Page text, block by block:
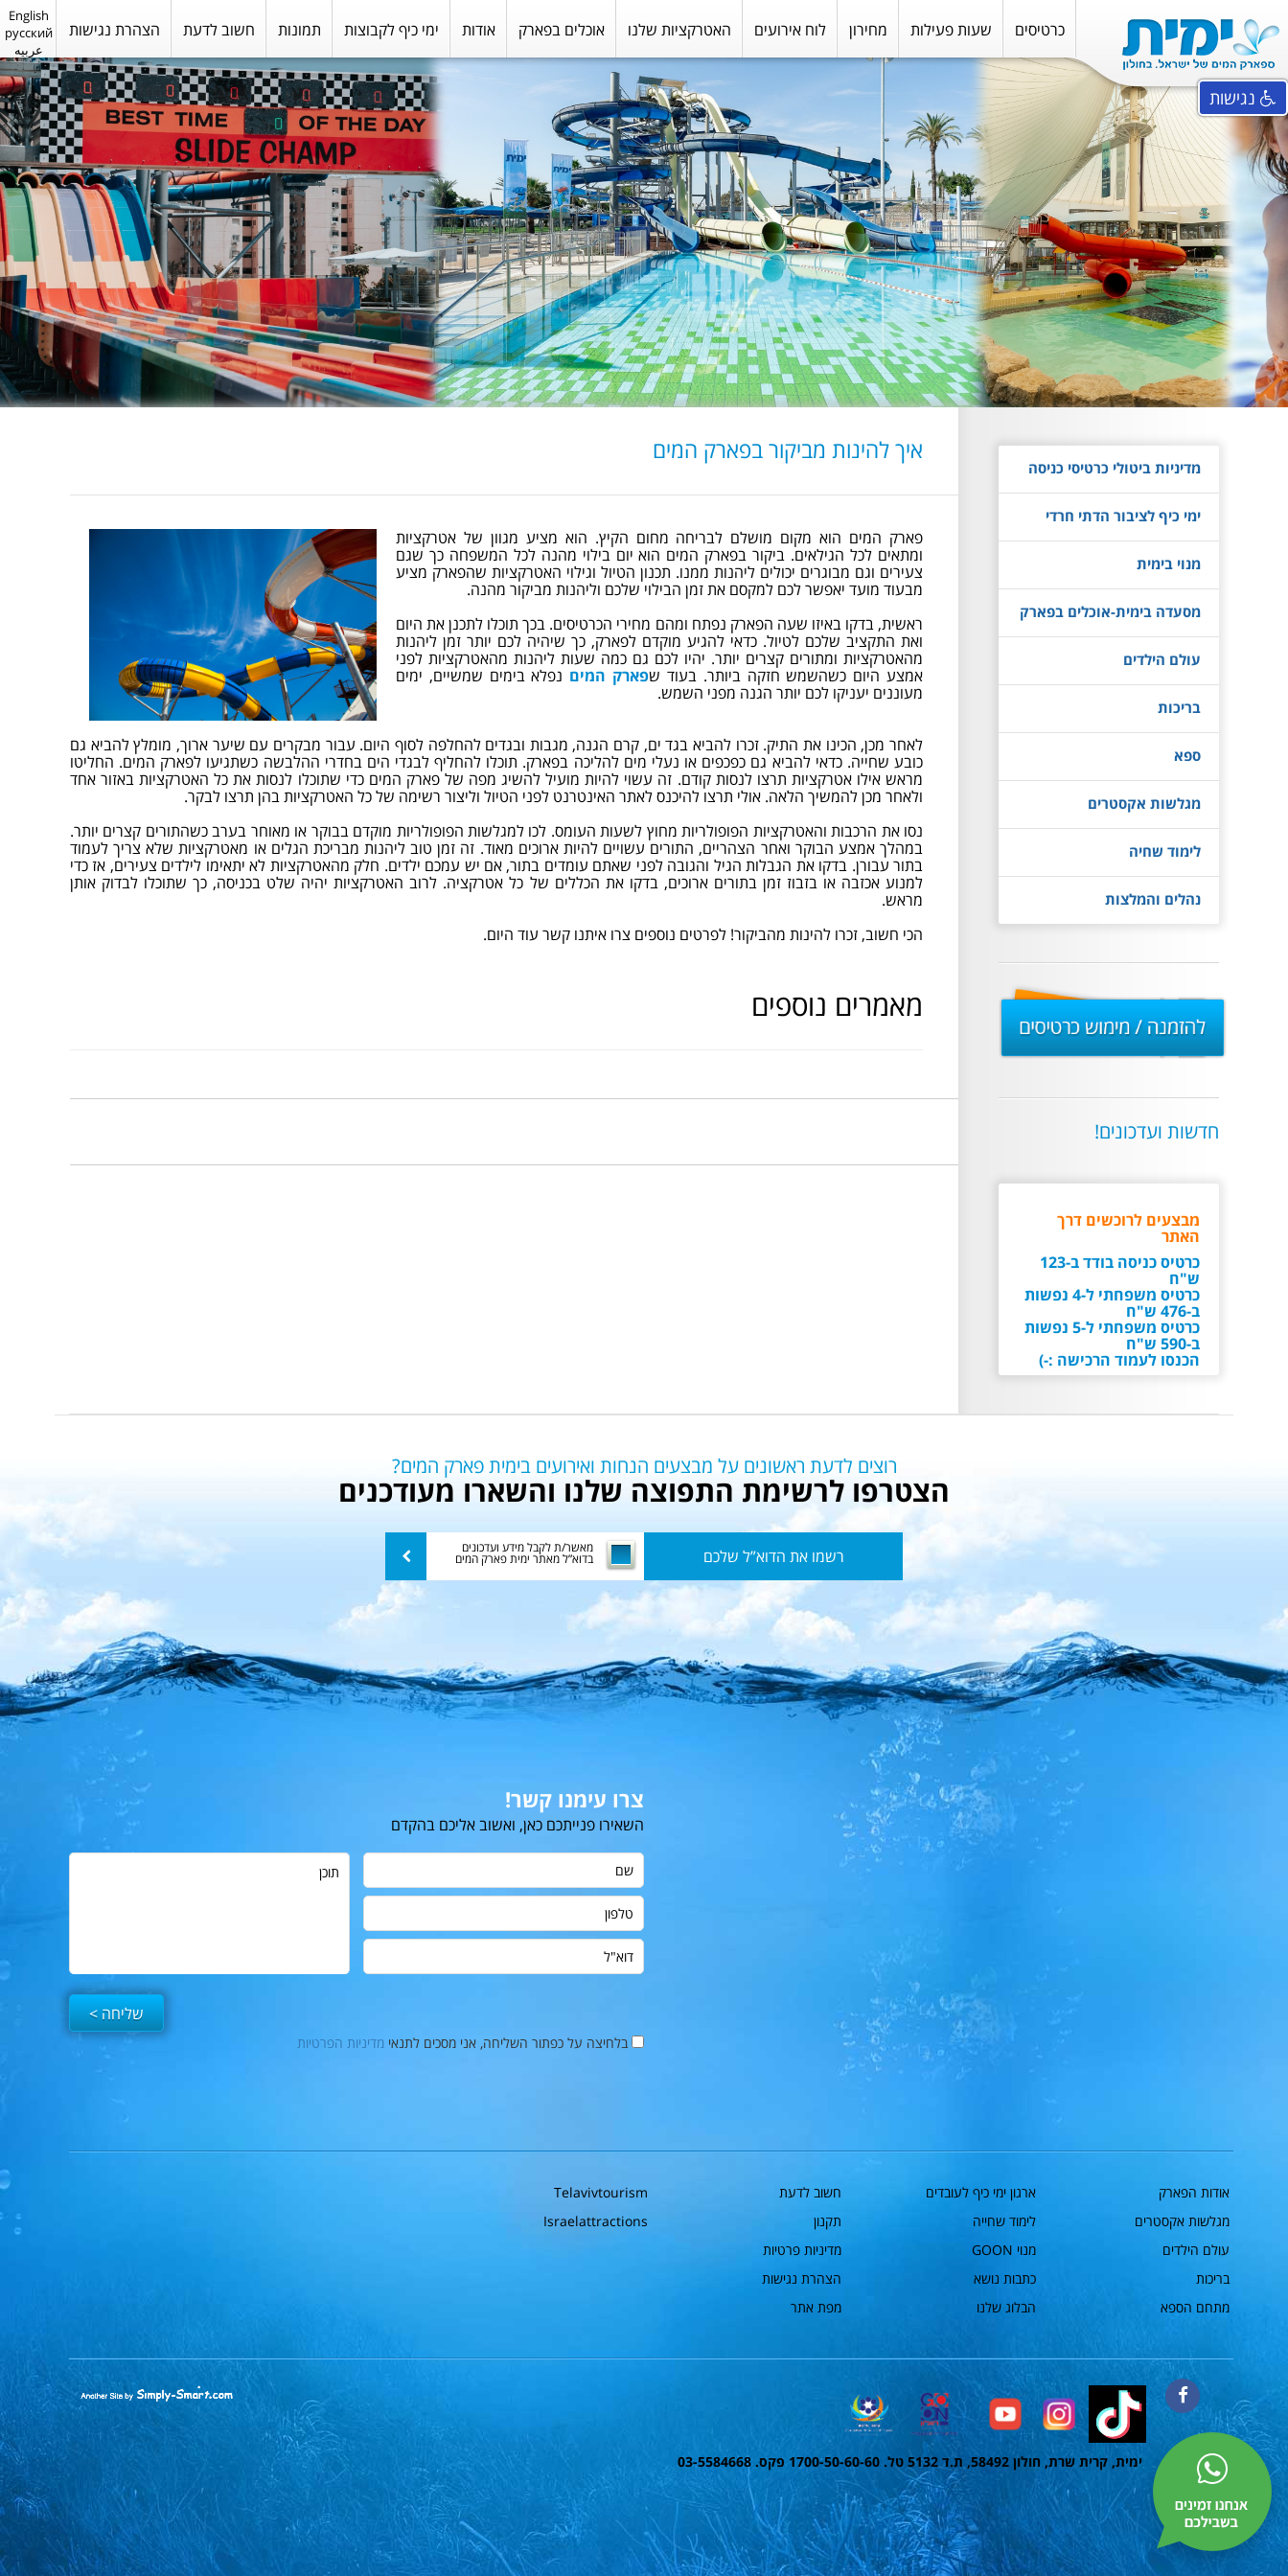
נגישות
English
русский
عربيه
כרטיסים שעות פעילות מחירון לוח אירועים האטרקציות שלנו אוכלים בפארק אודות ימי כיף לקבוצות תמונות חשוב לדעת הצהרת נגישות
מדיניות ביטולי כרטיסי כניסה
ימי כיף לציבור הדתי חרדי
מנוי בימית
מסעדה בימית-אוכלים בפארק
עולם הילדים
בריכות
ספא
מגלשות אקסטרים
לימוד שחיה
נהלים והמלצות
מימוש
חדשות ועדכונים!
מבצעים לרוכשים דרך
האתר
כרטיס כניסה בודד ב-123
ש"ח
כרטיס משפחתי ל-4 נפשות
ב-476 ש"ח
כרטיס משפחתי ל-5 נפשות
ב-590 ש"ח
הכנסו לעמוד הרכישה :-)
אירוע סגור ובלעדי- כניסה
אירוע סגור ובלעדי- כניסה
למוזמנים בלבד
פתוח בהתאם לשעות
פתוח בהתאם לשעות
הפעילות
איך להינות מביקור בפארק המים
פארק המים הוא מקום מושלם לבריחה מחום הקיץ. הוא מציע מגוון של אטרקציות
ומתאים לכל הגילאים. ביקור בפארק המים הוא יום בילוי מהנה לכל המשפחה כך שגם
צעירים וגם מבוגרים יכולים ליהנות ממנו. תכנון הטיול וגילוי האטרקציות שהפארק מציע
מבעוד מועד יאפשר לכם למקסם את זמן הבילוי שלכם וליהנות מביקור מהנה.
ראשית, בדקו באיזו שעה הפארק נפתח ומהם מחירי הכרטיסים. בכך תוכלו לתכנן את היום
ואת התקציב שלכם לטיול. כדאי להגיע מוקדם לפארק, כך שיהיה לכם יותר זמן ליהנות
מהאטרקציות ומתורים קצרים יותר. יהיו לכם גם כמה שעות ליהנות מהאטרקציות לפני
אמצע היום כשהשמש חזקה ביותר. בעוד שפארק המים נפלא בימים שמשיים, ימים
מעוננים יעניקו לכם יותר הגנה מפני השמש.
לאחר מכן, הכינו את התיק. זכרו להביא בגד ים, קרם הגנה, מגבות ובגדים להחלפה לסוף היום. עבור מבקרים עם שיער ארוך, מומלץ להביא גם
כובע שחייה. כדאי להביא גם כפכפים או נעלי מים להליכה בפארק. תוכלו להחליף לבגדי הים בחדרי ההלבשה כשתגיעו לפארק המים. החליטו
מראש אילו אטרקציות תרצו לנסות קודם. זה עשוי להיות מועיל להשיג מפה של פארק המים כדי שתוכלו לנסות את כל האטרקציות באזור אחד
ולאחר מכן להמשיך הלאה. אולי תרצו להיכנס לאתר האינטרנט לפני הטיול וליצור רשימה של כל האטרקציות בהן תרצו לבקר.
נסו את הרכבות והאטרקציות הפופולריות מחוץ לשעות העומס. לכו למגלשות הפופולריות מוקדם בבוקר או מאוחר בערב כשהתורים קצרים יותר.
במהלך אמצע הבוקר ואחר הצהריים, התורים עשויים להיות ארוכים מאוד. זה זמן טוב ליהנות מבריכת הגלים או מאטרקציות שלא צריך לעמוד
בתור עבורן. בדקו את הגבלות הגיל והגובה לפני שאתם עומדים בתור, אם יש עמכם ילדים. חלק מהאטרקציות לא יתאימו לילדים צעירים, אז כדי
למנוע אכזבה או בזבוז זמן בתורים ארוכים, בדקו את הכללים של כל אטרקציה. לרוב האטרקציות יהיה שלט בכניסה, כך שתוכלו לבדוק אותן
מראש.
הכי חשוב, זכרו להינות מהביקור! לפרטים נוספים צרו איתנו קשר עוד היום.
מאמרים נוספים
רוצים לדעת ראשונים על מבצעים הנחות ואירועים בימית פארק המים?
הצטרפו לרשימת התפוצה שלנו והשארו מעודכנים
רשמו
שלכם
מאשר/ת לקבל מידע ועדכונים
בדוא”ל מאתר ימית פארק המים
צרו עימנו קשר!
השאירו פנייתכם כאן, ואשוב אליכם בהקדם
שם
טלפון
דוא"ל
תוכן
בלחיצה על כפתור השליחה, אני מסכים לתנאי מדיניות הפרטיות
אודות הפארק
מגלשות אקסטרים
עולם הילדים
בריכות
מתחם הספא
ארגון ימי כיף לעובדים
לימוד שחייה
מנוי GOON
כתבות נושא
הבלוג שלנו
חשוב לדעת
תקנון
מדיניות פרטיות
הצהרת נגישות
מפת אתר
Telavivtourism
Israelattractions
פייסבוק
ימית, קרית שרת, חולון 58492, ת.ד 5132 טל. 1700-50-60-60 פקס. 03-5584668
Simply-
Smart
אתרים
קידום
אתרים